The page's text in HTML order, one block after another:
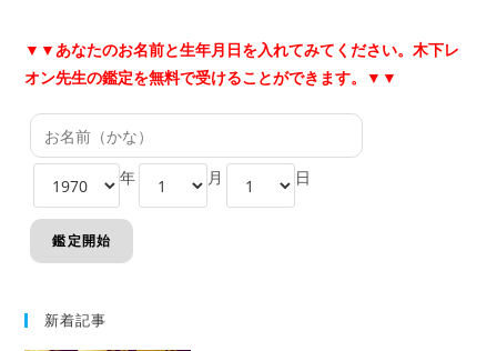
▼▼あなたのお名前と生年月日を入れてみてください。木下レ
オン先生の鑑定を無料で受けることができます。
▼▼
年 月 日
新着記事